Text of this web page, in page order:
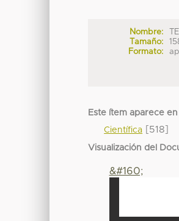
Nombre:
Tamaño:
Formato:
Este ítem aparece
Científica [518]
Visualización del
&#160;